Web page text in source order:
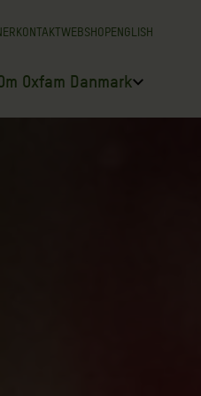
KONTAKTWEBSHOPENGLISH
Oxfam Danmark